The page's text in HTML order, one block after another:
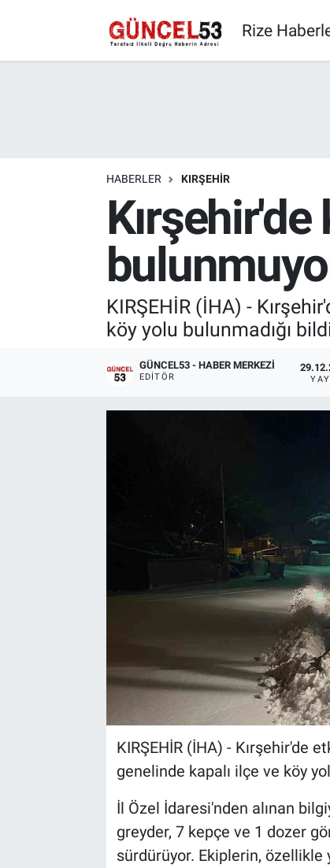
Rize
HABERLER KIRŞEHIR
KIRŞEHİR (İHA) -
köy yolu bulunmadığı
GÜNCEL53 - HABER MERKEZI
EDITÖR
KIRŞEHİR (İHA) - Kırşehir'de
genelinde kapalı ilçe ve köy
İl Özel İdaresi'nden alınan
greyder, 7 kepçe ve 1 dozer
sürdürüyor. Ekiplerin,